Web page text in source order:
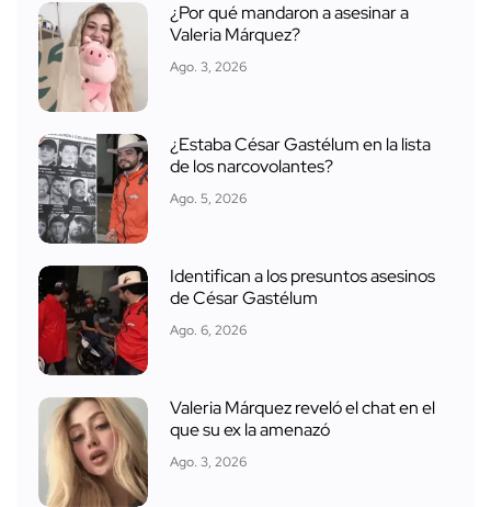
¿Por qué mandaron a asesinar a
Valeria Márquez?
Ago. 3, 2026
¿Estaba César Gastélum en la lista
de los narcovolantes?
Ago. 5, 2026
Identifican a los presuntos asesinos
de César Gastélum
Ago. 6, 2026
Valeria Márquez reveló el chat en el
que su ex la amenazó
Ago. 3, 2026